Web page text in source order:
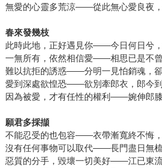
無愛的心靈多荒涼——從此無心愛良夜
春來發幾枝
此時此地，正好遇見你——今日何日兮
一無所有，依然相信愛——相思已是不
難以抗拒的誘惑——分明一見怕銷魂，
愛到深處欲惶恐——欲別牽郎衣，郎今
因為被愛，才有任性的權利——婉伸郎
願君多採擷
不能忍受的也包容——衣帶漸寬終不悔
沒有任何事物可以取代——長門盡日無
惡質的分手，毀壞一切美好——江已東